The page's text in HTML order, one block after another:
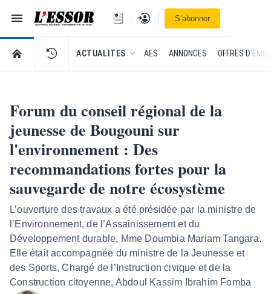
Navigation
L'Essor - retour à la une
Se connecterS’abonner
RETOUR À LA PAGE D’ACCUEIL DE L'ESSOR
ACTUALITES AES ANNONCES OFFRES
Forum du conseil régional de la
jeunesse de Bougouni sur
l'environnement : Des
recommandations fortes pour la
sauvegarde de notre écosystème
L’ouverture des travaux a été présidée par la ministre de
l’Environnement, de l’Assainissement et du
Développement durable, Mme Doumbia Mariam Tangara.
Elle était accompagnée du ministre de la Jeunesse et
des Sports, Chargé de l’Instruction civique et de la
Construction citoyenne, Abdoul Kassim Ibrahim Fomba